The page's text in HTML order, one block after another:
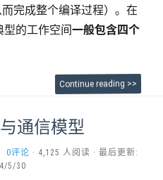
完成整个编译过程）。在
的工作空间一般包含四个
Continue reading >>
通信模型
0评论 · 4,125 人阅读 · 最后更新:
5/30